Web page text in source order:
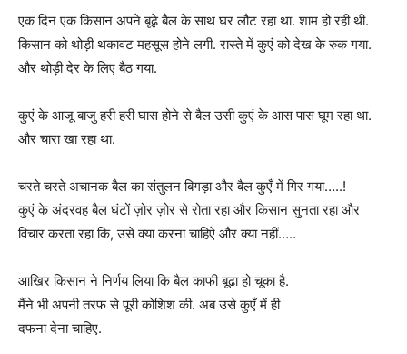
एक दिन एक किसान अपने बूढ़े बैल के साथ घर लौट रहा था. शाम हो रही थी.
किसान को थोड़ी थकावट महसूस होने लगी. रास्ते में कुएं को देख के रुक गया.
और थोड़ी देर के लिए बैठ गया.
कुएं के आजू बाजु हरी हरी घास होने से बैल उसी कुएं के आस पास घूम रहा था.
और चारा खा रहा था.
चरते चरते अचानक बैल का संतुलन बिगड़ा और बैल कुएँ में गिर गया…..!
कुएं के अंदरवह बैल घंटों ज़ोर ज़ोर से रोता रहा और किसान सुनता रहा और
विचार करता रहा कि, उसे क्या करना चाहिऐ और क्या नहीं…..
आखिर किसान ने निर्णय लिया कि बैल काफी बूढा हो चूका है.
मैंने भी अपनी तरफ से पूरी कोशिश की. अब उसे कुएँ में ही
दफना देना चाहिए.